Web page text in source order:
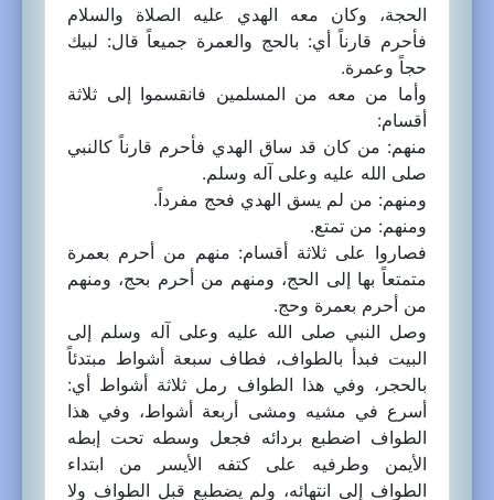
الحجة، وكان معه الهدي عليه الصلاة والسلام
فأحرم قارناً أي: بالحج والعمرة جميعاً قال: لبيك
حجاً وعمرة.
وأما من معه من المسلمين فانقسموا إلى ثلاثة
أقسام:
منهم: من كان قد ساق الهدي فأحرم قارناً كالنبي
صلى الله عليه وعلى آله وسلم.
ومنهم: من لم يسق الهدي فحج مفرداً.
ومنهم: من تمتع.
فصاروا على ثلاثة أقسام: منهم من أحرم بعمرة
متمتعاً بها إلى الحج، ومنهم من أحرم بحج، ومنهم
من أحرم بعمرة وحج.
وصل النبي صلى الله عليه وعلى آله وسلم إلى
البيت فبدأ بالطواف، فطاف سبعة أشواط مبتدئاً
بالحجر، وفي هذا الطواف رمل ثلاثة أشواط أي:
أسرع في مشيه ومشى أربعة أشواط، وفي هذا
الطواف اضطبع بردائه فجعل وسطه تحت إبطه
الأيمن وطرفيه على كتفه الأيسر من ابتداء
الطواف إلى انتهائه، ولم يضطبع قبل الطواف ولا